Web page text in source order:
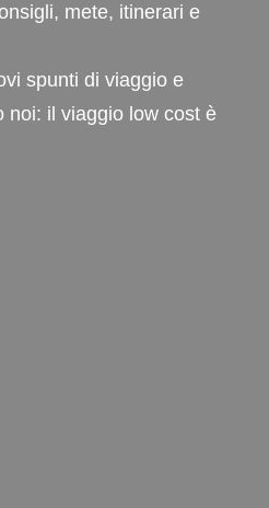
mete, itinerari e
spunti di viaggio e
noi: il viaggio low cost è